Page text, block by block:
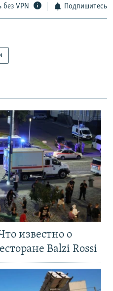
без VPN Подпишитесь
известно о
Balzi Rossi